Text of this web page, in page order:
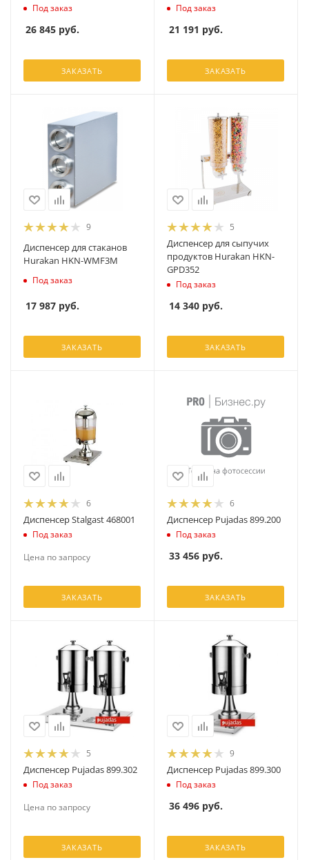
Под заказ
26 845 руб.
ЗАКАЗАТЬ
Под заказ
21 191 руб.
ЗАКАЗАТЬ
9
Диспенсер для стаканов
Hurakan HKN-WMF3M
Под заказ
17 987 руб.
ЗАКАЗАТЬ
5
Диспенсер для сыпучих
продуктов Hurakan HKN-
GPD352
Под заказ
14 340 руб.
ЗАКАЗАТЬ
6
Диспенсер Stalgast 468001
Под заказ
Цена по запросу
ЗАКАЗАТЬ
6
Диспенсер Pujadas 899.200
Под заказ
33 456 руб.
ЗАКАЗАТЬ
5
Диспенсер Pujadas 899.302
Под заказ
Цена по запросу
ЗАКАЗАТЬ
9
Диспенсер Pujadas 899.300
Под заказ
36 496 руб.
ЗАКАЗАТЬ